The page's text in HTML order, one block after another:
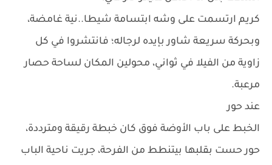
كريم ارتسمت على وشه ابتسامة شيطا..نية غامضة،
وبحركة سريعة شاور بإيده لرجاله؛ فانتشروا في كل
زاوية من الفيلا في ثواني، محولين المكان لساحة حصار
مرعبة.
عند حور
الخبط على باب الأوضة فوق كان خبطة رقيقة ومترددة،
حور حست بقلبها بيتنطط من الفرحة، جريت ناحية الباب